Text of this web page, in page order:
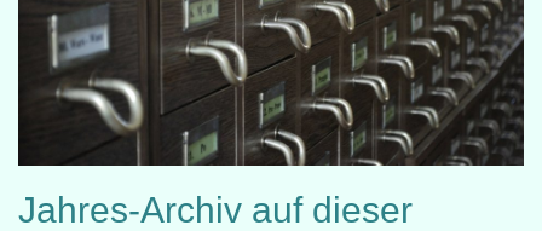
Jahres-Archiv auf dieser